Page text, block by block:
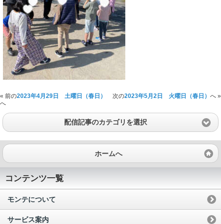
« 前の2023年4月29日 土曜日（春日）
へ
次の2023年5月2日 火曜日（春日） へ »
配信記事のカテゴリを選択
ホームへ
コンテンツ一覧
モンテについて
サービス案内